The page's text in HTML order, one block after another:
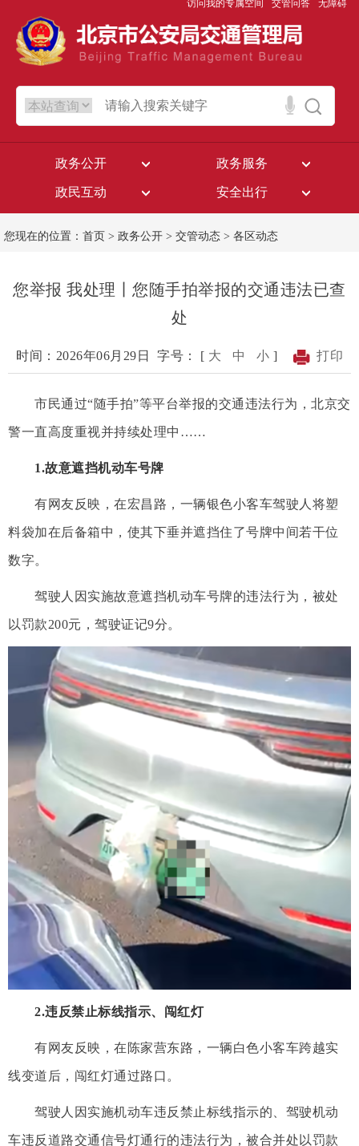
访问我的专属空间 交管问答 无障碍
政务公开 政务服务
政民互动 安全出行
您现在的位置： 首页 > 政务公开 > 交管动态 > 各区动态
您举报 我处理丨您随手拍举报的交通违法已查
处
时间：2026年06月29日 字号： [ 大 中 小 ] 打印
市民通过“随手拍”等平台举报的交通违法行为，北京交
警一直高度重视并持续处理中……
1.故意遮挡机动车号牌
有网友反映，在宏昌路，一辆银色小客车驾驶人将塑
料袋加在后备箱中，使其下垂并遮挡住了号牌中间若干位
数字。
驾驶人因实施故意遮挡机动车号牌的违法行为，被处
以罚款200元，驾驶证记9分。
2.违反禁止标线指示、闯红灯
有网友反映，在陈家营东路，一辆白色小客车跨越实
线变道后，闯红灯通过路口。
驾驶人因实施机动车违反禁止标线指示的、驾驶机动
车违反道路交通信号灯通行的违法行为，被合并处以罚款